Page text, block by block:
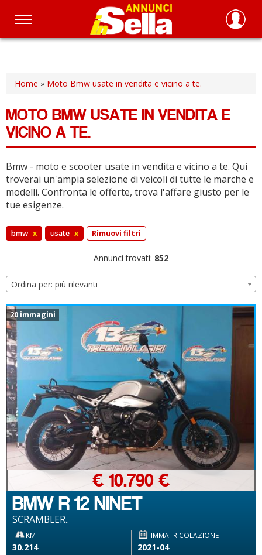
Salta
principale
Home » Moto Bmw usate in vendita e vicino a te.
MOTO BMW USATE IN VENDITA E
VICINO A TE.
Bmw - moto e scooter usate in vendita e vicino a te. Qui
troverai un'ampia selezione di veicoli di tutte le marche e
modelli. Confronta le offerte, trova l'affare giusto per le
tue esigenze.
bmw x usate x Rimuovi filtri
Annunci trovati: 852
Ordina per: più rilevanti
20 immagini
BMW R 12 NINET
SCRAMBLER..
€ 10.790 €
KM
30.214
IMMATRICOLAZIONE
2021-04